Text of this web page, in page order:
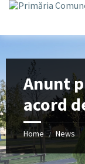
Anunt
acord
Home / News